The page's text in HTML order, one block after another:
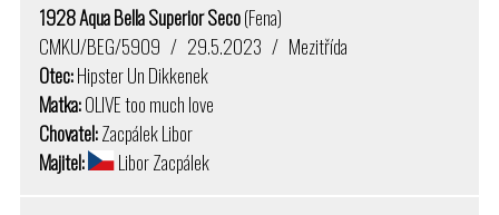
1928 Aqua Bella Superior Seco(Fena)
CMKU/BEG/5909 / 29.5.2023 / Mezitřída
Otec:Hipster Un Dikkenek
Matka:OLIVE too much love
Chovatel:Zacpálek Libor
Majitel:
Libor Zacpálek